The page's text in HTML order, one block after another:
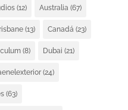
(12) Australia (67)
(13) Canadá (23)
(8) Dubai (21)
(24)
(63)